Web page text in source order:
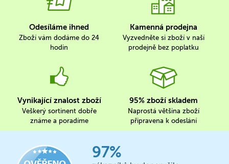
Odesíláme ihned
Zboží vám dodáme do 24
hodin
Kamenná prodejna
Vyzvedněte si zboží v naší
prodejně bez poplatku
Vynikající znalost zboží
Veškerý sortinent dobře
známe a poradíme
95% zboží skladem
Naprostá většina zboží
připravena k odeslání
97%